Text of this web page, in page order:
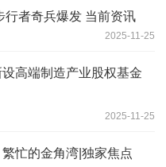
行者奇兵爆发 当前资讯
2025-11-25
高端制造产业股权基金
2025-11-25
忙的金角湾|独家焦点